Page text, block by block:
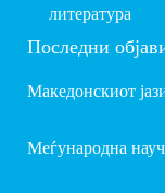
литература
Последни
Македонскиот
Меѓународна